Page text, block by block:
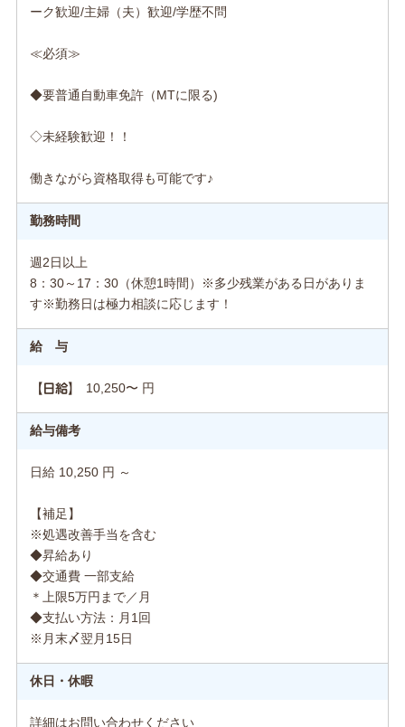
ーク歓迎/主婦（夫）歓迎/学歴不問
≪必須≫
◆要普通自動車免許（MTに限る)
◇未経験歓迎！！
働きながら資格取得も可能です♪
勤務時間
週2日以上
8：30～17：30（休憩1時間）※多少残業がある日がありま
す※勤務日は極力相談に応じます！
給 与
【日給】 10,250〜 円
給与備考
日給 10,250 円 ～
【補足】
※処遇改善手当を含む
◆昇給あり
◆交通費 一部支給
＊上限5万円まで／月
◆支払い方法：月1回
※月末〆翌月15日
休日・休暇
詳細はお問い合わせください